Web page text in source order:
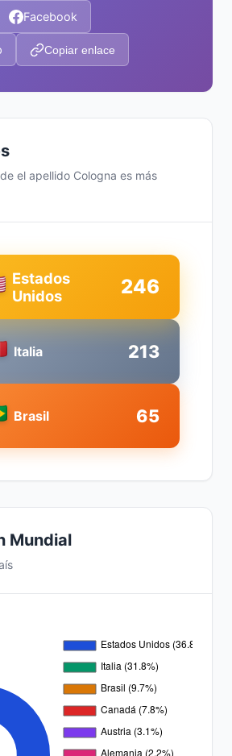
Facebook
Copiar enlace
el apellido Cologna es más
Italia 213
Estados
Unidos
246
Brasil 65
Mundial